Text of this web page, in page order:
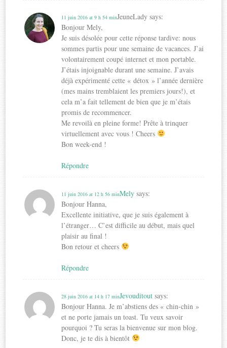
JeuneLady says:
11 juin 2016 at 9 h 54 min
Bonjour Mely,
Je suis désolée pour cette réponse tardive: nous
sommes partis pour une semaine de vacances. J’ai
volontairement coupé internet et mon portable.
J’étais injoignable durant une semaine. J’avais
déjà expérimenté cette « détox » l’année dernière
(mes mains tremblaient les premiers jours!), et
cela m’a fait tellement de bien que je m’étais
promis de recommencer.
Me revoilà en pleine forme! Prête à trinquer
virtuellement avec vous ! Cheers
Bon week-end !
Répondre
Mely says:
11 juin 2016 at 12 h 56 min
Bonjour Hanna,
Excellente initiative, que je suis également à
l’étranger… C’est difficile au début, mais quel
plaisir au final !
Bon retour et cheers
Répondre
Jevouditout says:
28 juin 2016 at 14 h 17 min
Bonjour Hanna. Je m’abstiens des « chin-chin »
et ne porte jamais un toast. Tu veux savoir
pourquoi ? Tu seras la bienvenue sur mon blog.
Donc, je te dis à bientôt